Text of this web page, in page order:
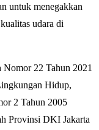
untuk menegakkan
udara di
Nomor 22 Tahun 2021
Hidup,
2 Tahun 2005
Provinsi DKI Jakarta